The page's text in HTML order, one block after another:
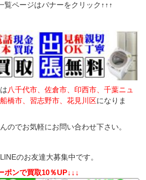
覧ページはバナーをクリック↑↑↑
八千代市、佐倉市、印西市、千葉ニュ
橋市、習志野市、花見川区になりま
のでお気軽にお問い合わせ下さい。
のお友達大募集中です。
ポンで買取10％UP↓↓↓